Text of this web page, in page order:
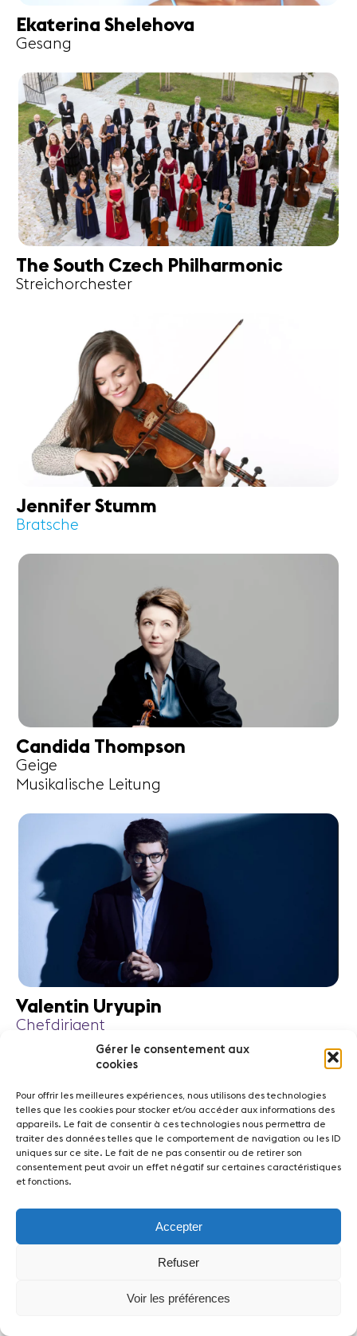
Gérer le consentement aux
cookies
Pour offrir les meilleures expériences, nous utilisons des technologies
telles que les cookies pour stocker et/ou accéder aux informations des
appareils. Le fait de consentir à ces technologies nous permettra de
traiter des données telles que le comportement de navigation ou les ID
uniques sur ce site. Le fait de ne pas consentir ou de retirer son
consentement peut avoir un effet négatif sur certaines caractéristiques
et fonctions.
Accepter
Refuser
Voir les préférences
Ekaterina Shelehova
Gesang
The South Czech Philharmonic
Streichorchester
Jennifer Stumm
Bratsche
Candida Thompson
Geige
Musikalische Leitung
Valentin Uryupin
Chefdirigent
Lorenzo Viotti